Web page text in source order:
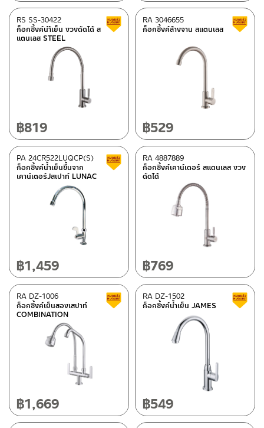
ก็อกซิ้งค์นำ้เย็น งวงดัดได้ ส
แตนเลส STEEL
RS SS-30422 สินค้าลดราคา เคลียร์สต็อก
฿819
ก็อกซิ้งค์ล้างจาน สแตนเลส
RA 3046655
฿529
ก็อกซิ้งค์น้ำเย็นขึ้นจาก
เคาน์เตอร์Jสเปาท์ LUNAC
PA 24CR522LUQCP(S) สินค้าลดราคา เคลียร์สต็อก
฿1,459
ก็อกซิ้งค์เคาน์เตอร์ สแตนเลส งวง
ดัดได้
RA 4887889
฿769
ก็อกซิ้งค์เย็นสองเสปาท์
COMBINATION
RA DZ-1006 สินค้าลดราคา เคลียร์สต็อก
฿1,669
ก็อกซิ้งค์น้ำเย็น JAMES
RA DZ-1502
฿549